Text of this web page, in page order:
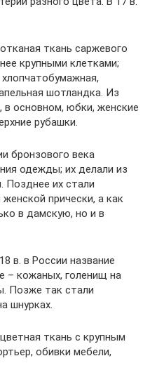
ткань саржевого
крупными клетками;
шотландка. Из
основном, юбки, женские
рубашки.
бронзового века
одежды; их делали из
Позднее их стали
прически, а как
в дамскую, но и в
в. в России название
– кожаных, голенищ на
Позже так стали
шнурках.
ткань с крупным
обивки мебели,